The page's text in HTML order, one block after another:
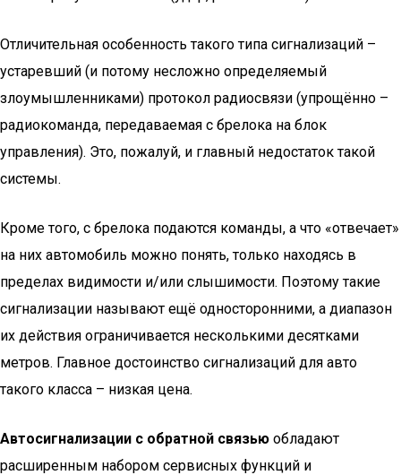
Отличительная особенность такого типа сигнализаций –
устаревший (и потому несложно определяемый
злоумышленниками) протокол радиосвязи (упрощённо –
радиокоманда, передаваемая с брелока на блок
управления). Это, пожалуй, и главный недостаток такой
системы.
Кроме того, с брелока подаются команды, а что «отвечает»
на них автомобиль можно понять, только находясь в
пределах видимости и/или слышимости. Поэтому такие
сигнализации называют ещё односторонними, а диапазон
их действия ограничивается несколькими десятками
метров. Главное достоинство сигнализаций для авто
такого класса – низкая цена.
Автосигнализации с обратной связью обладают
расширенным набором сервисных функций и